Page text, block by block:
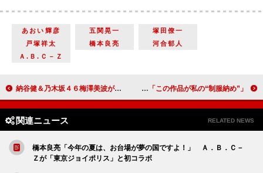
あおい輝彦 五関晃一
塚田僚一
戸塚祥太
橋本良亮
河合郁人
Ａ.Ｂ.Ｃ－Ｚ
納谷健＆乃木坂４６梅澤美波が出演の「七つの大罪」開幕 「人間離れしたアクション」が見どころ 真野恵里菜、結婚後、初の公の場に登場 「この作品が私の“制服納め”」
関連ニュース RELATED NEWS
橋本良亮「今年の夏は、お台場が夢の国ですよ！」 Ａ．Ｂ．Ｃ－
Ｚが「東京ジョイポリス」と初コラボ